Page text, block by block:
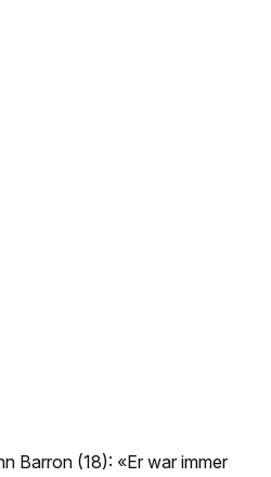
Barron (18): «Er war immer